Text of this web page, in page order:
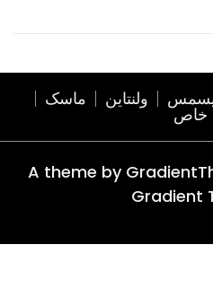
ولنتاین ماسک
خاص
A theme by
Gradient